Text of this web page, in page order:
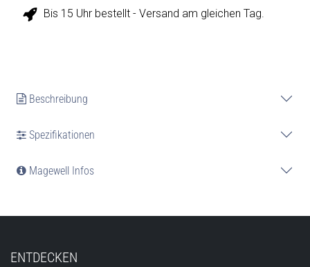
Bis 15 Uhr bestellt - Versand am gleichen Tag.
Beschreibung
Spezifikationen
Magewell Infos
ENTDECKEN